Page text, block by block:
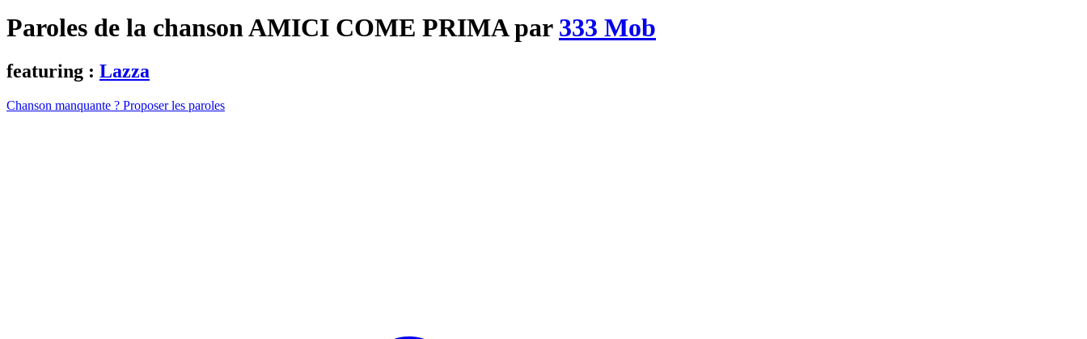
Paroles de la chanson AMICI COME PRIMA par 333 Mob
featuring : Lazza
Chanson manquante ? Proposer les paroles